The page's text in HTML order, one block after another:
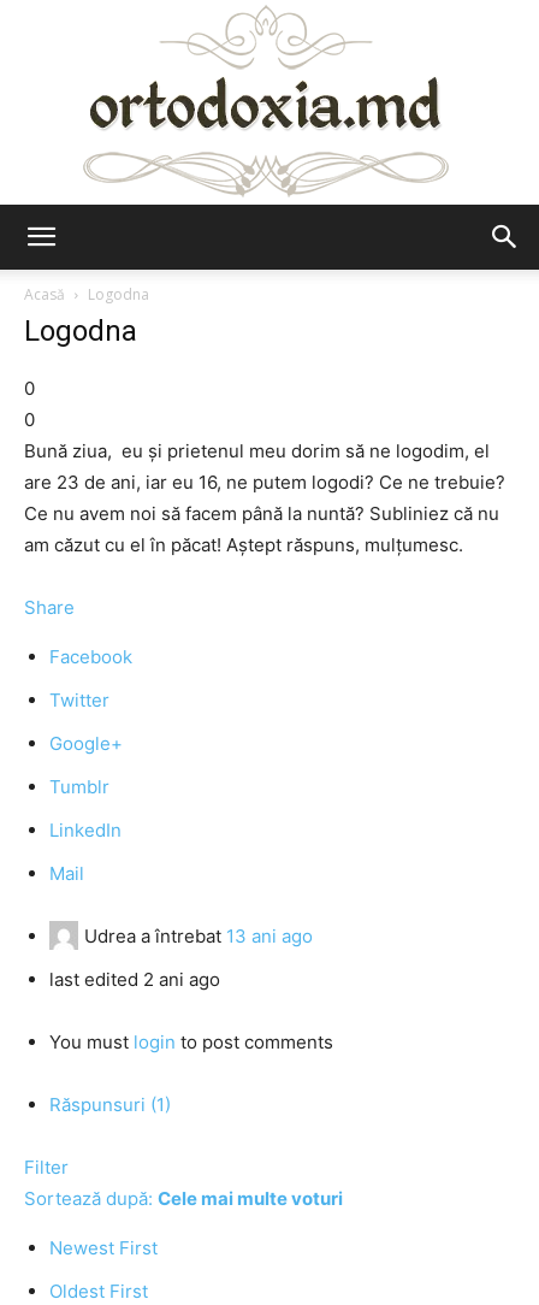
Acasă
Logodna
Logodna
0
0
Bună ziua, eu și prietenul meu dorim să ne logodim, el
are 23 de ani, iar eu 16, ne putem logodi? Ce ne trebuie?
Ce nu avem noi să facem până la nuntă? Subliniez că nu
am căzut cu el în păcat! Aștept răspuns, mulțumesc.
Share
Facebook
Twitter
Google+
Tumblr
LinkedIn
Mail
Udrea a întrebat 13 ani ago
last edited 2 ani ago
You must login to post comments
Răspunsuri (1)
Filter
Sortează după: Cele mai multe voturi
Newest First
Oldest First